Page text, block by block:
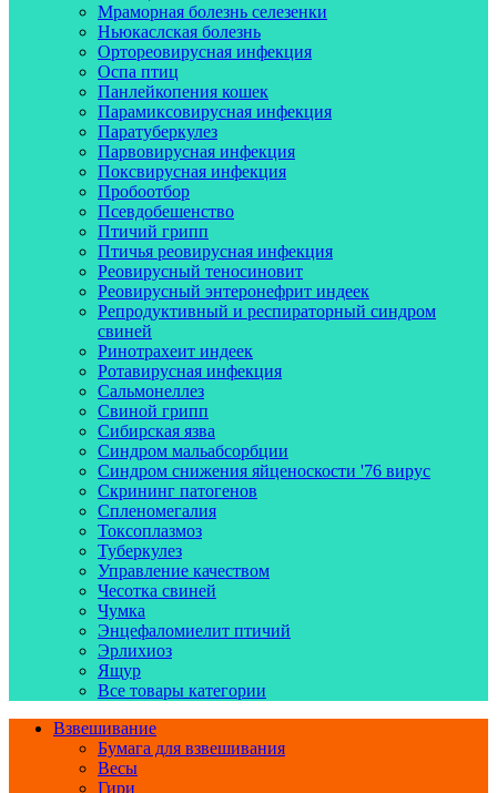
Мраморная болезнь селезенки
Ньюкаслская болезнь
Ортореовирусная инфекция
Оспа птиц
Панлейкопения кошек
Парамиксовирусная инфекция
Паратуберкулез
Парвовирусная инфекция
Поксвирусная инфекция
Пробоотбор
Псевдобешенство
Птичий грипп
Птичья реовирусная инфекция
Реовирусный теносиновит
Реовирусный энтеронефрит индеек
Репродуктивный и респираторный синдром
свиней
Ринотрахеит индеек
Ротавирусная инфекция
Сальмонеллез
Свиной грипп
Сибирская язва
Синдром мальабсорбции
Синдром снижения яйценоскости '76 вирус
Скрининг патогенов
Спленомегалия
Токсоплазмоз
Туберкулез
Управление качеством
Чесотка свиней
Чумка
Энцефаломиелит птичий
Эрлихиоз
Ящур
Все товары категории
Взвешивание
Бумага для взвешивания
Весы
Гири